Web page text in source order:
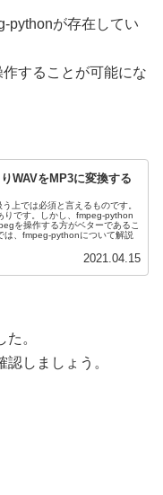
pythonが存在してい
することが可能にな
WAVをMP3に変換する
上では必須と言えるものです。
りです。しかし、fmpeg-python
を操作する方がベターであるこ
は、fmpeg-pythonについて解説
2021.04.15
。
しましょう。